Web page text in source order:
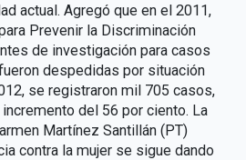
actual. Agregó que en el 2011,
Prevenir la Discriminación
de investigación para casos
despedidas por situación
se registraron mil 705 casos,
del 56 por ciento. La
Martínez Santillán (PT)
contra la mujer se sigue dando